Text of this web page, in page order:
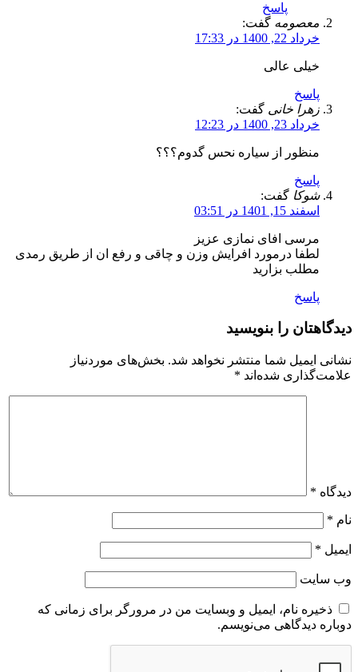
پاسخ
معصومه گفت:
خرداد 22, 1400 در 17:33
خیلی عالی
پاسخ
زهرا خانی گفت:
خرداد 23, 1400 در 12:23
منظور از سیاره نحس گدوم؟؟؟
پاسخ
شوکا گفت:
اسفند 15, 1401 در 03:51
مرسی افای نمازی عزیز
لطفا درمورد افرایش وزن و چاقی و رفع ان از طریق رمدی
مطلب بزارید
پاسخ
دیدگاهتان را بنویسید
نشانی ایمیل شما منتشر نخواهد شد. بخش‌های موردنیاز
علامت‌گذاری شده‌اند *
دیدگاه *
نام *
ایمیل *
وب‌ سایت
ذخیره نام، ایمیل و وبسایت من در مرورگر برای زمانی که
دوباره دیدگاهی می‌نویسم.